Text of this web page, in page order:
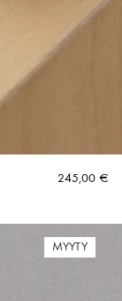
245,00 €
MYYTY